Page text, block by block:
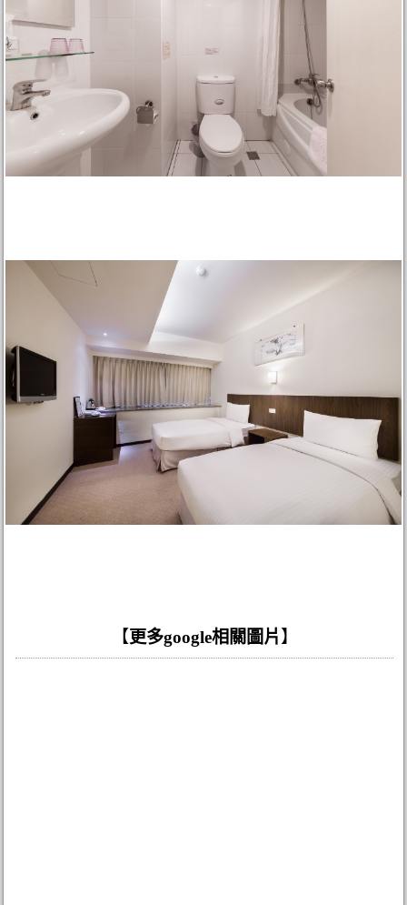
【 更多google相關圖片 】